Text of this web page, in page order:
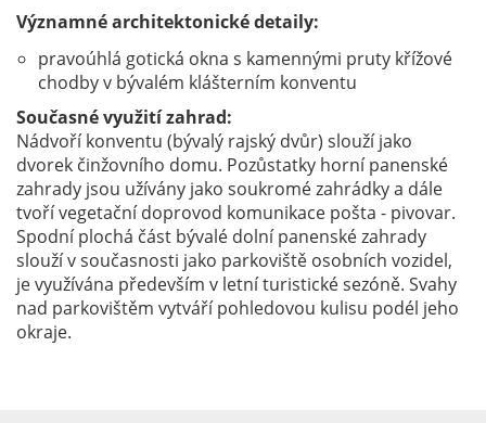
Významné architektonické detaily:
pravoúhlá gotická okna s kamennými pruty křížové
chodby v bývalém klášterním konventu
Současné využití zahrad:
Nádvoří konventu (bývalý rajský dvůr) slouží jako
dvorek činžovního domu. Pozůstatky horní panenské
zahrady jsou užívány jako soukromé zahrádky a dále
tvoří vegetační doprovod komunikace pošta - pivovar.
Spodní plochá část bývalé dolní panenské zahrady
slouží v současnosti jako parkoviště osobních vozidel,
je využívána především v letní turistické sezóně. Svahy
nad parkovištěm vytváří pohledovou kulisu podél jeho
okraje.